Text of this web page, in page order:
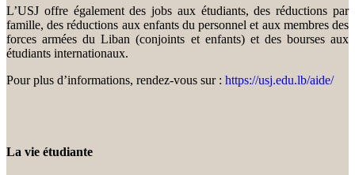
L’USJ offre également des jobs aux étudiants, des réductions par
famille, des réductions aux enfants du personnel et aux membres des
forces armées du Liban (conjoints et enfants) et des bourses aux
étudiants internationaux.
Pour plus d’informations, rendez-vous sur : https://usj.edu.lb/aide/
La vie étudiante